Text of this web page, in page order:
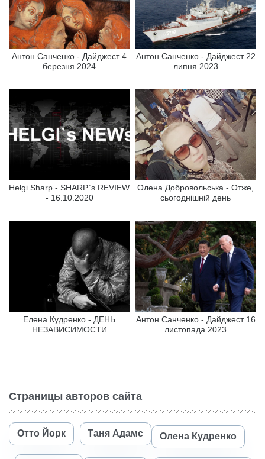
Антон Санченко - Дайджест 4
березня 2024
Антон Санченко - Дайджест 22
липня 2023
Helgi Sharp - SHARP`s REVIEW
- 16.10.2020
Олена Добровольська - Отже,
сьогоднішній день
Елена Кудренко - ДЕНЬ
НЕЗАВИСИМОСТИ
Антон Санченко - Дайджест 16
листопада 2023
Страницы авторов сайта
Отто Йорк Таня Адамс Олена Кудренко